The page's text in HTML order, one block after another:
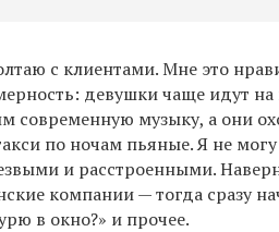
с клиентами. Мне это
девушки чаще идут
современную музыку, а они
по ночам пьяные. Я не
и расстроенными.
компании — тогда сразу
в окно?» и прочее.